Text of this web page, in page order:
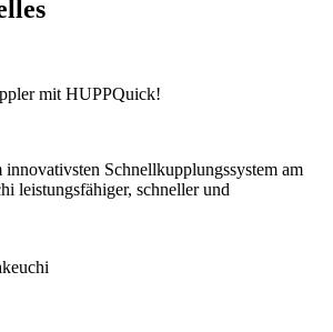
mit HUPPQuick!
Schnell­kupplungs­system am
leistungsfähiger, schneller und